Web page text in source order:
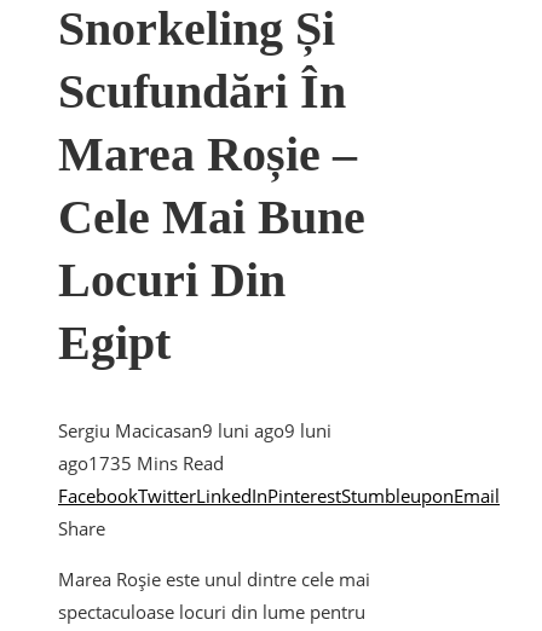
Snorkeling Și
Scufundări În
Marea Roșie –
Cele Mai Bune
Locuri Din
Egipt
Sergiu Macicasan9 luni ago9 luni
ago1735 Mins Read
FacebookTwitterLinkedInPinterestStumbleuponEmail
Share
Marea Roșie este unul dintre cele mai
spectaculoase locuri din lume pentru